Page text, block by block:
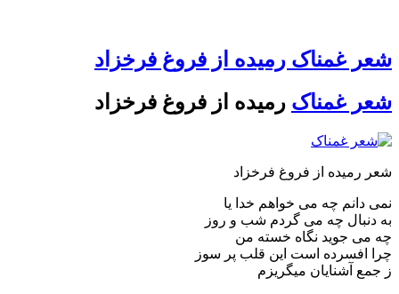
شعر غمناک رمیده از فروغ فرخزاد
شعر غمناک رمیده از فروغ فرخزاد
شعر رمیده از فروغ فرخزاد
نمی دانم چه می خواهم خدا یا
به دنبال چه می گردم شب و روز
چه می جوید نگاه خسته من
چرا افسرده است این قلب پر سوز
ز جمع آشنایان میگریزم